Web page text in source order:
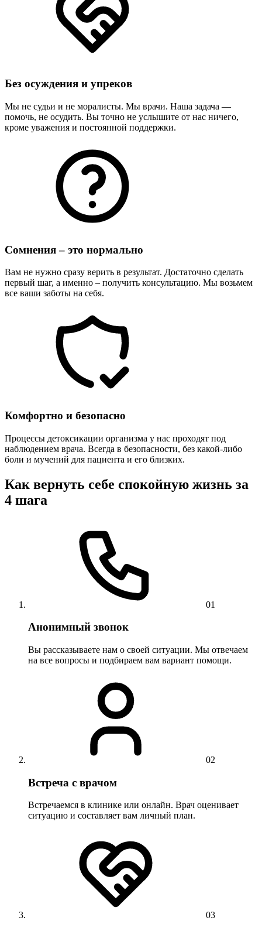
Без осуждения и упреков
Мы не судьи и не моралисты. Мы врачи. Наша задача —
помочь, не осудить. Вы точно не услышите от нас ничего,
кроме уважения и постоянной поддержки.
Сомнения – это нормально
Вам не нужно сразу верить в результат. Достаточно сделать
первый шаг, а именно – получить консультацию. Мы возьмем
все ваши заботы на себя.
Комфортно и безопасно
Процессы детоксикации организма у нас проходят под
наблюдением врача. Всегда в безопасности, без какой-либо
боли и мучений для пациента и его близких.
Как вернуть себе спокойную жизнь за
4 шага
01
Анонимный звонок
Вы рассказываете нам о своей ситуации. Мы отвечаем
на все вопросы и подбираем вам вариант помощи.
02
Встреча с врачом
Встречаемся в клинике или онлайн. Врач оценивает
ситуацию и составляет вам личный план.
03